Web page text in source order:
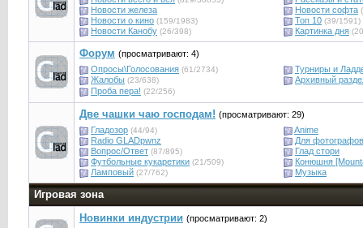
Новости железа
Новости софта
Новости о кино(159/1983) Топ 10(39/1591)
Новости Канобу(26/398) Картинка дня
Форум (просматривают: 4)
Опросы\Голосования(61/2734)
Турниры и
Жалобы(23/638)
Архивный
Проба пера! (22/256)
Две чашки чаю господам! (просматривают: 29)
Гладозор(44/94)
Anime
Radio GLADpwnz
Для фотографов
Вопрос/Ответ(87/895)
Глад стори
Футбольные кукаретики(21/509)
Конюшня
Ламповый(27/762) Музыка
Игровая зона
Новинки индустрии (просматривают: 2)